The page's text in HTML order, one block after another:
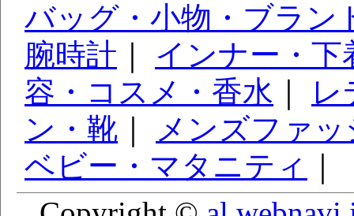
バッグ・小物・ブラン
腕時計
インナー・
容・コスメ・香水
レ
ン・靴
メンズファ
ベビー・マタニティ